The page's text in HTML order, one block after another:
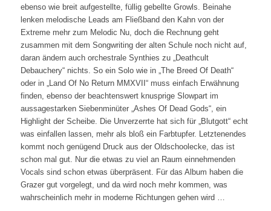
ebenso wie breit aufgestellte, füllig gebellte Growls. Beinahe
lenken melodische Leads am Fließband den Kahn von der
Extreme mehr zum Melodic Nu, doch die Rechnung geht
zusammen mit dem Songwriting der alten Schule noch nicht auf,
daran ändern auch orchestrale Synthies zu „Deathcult
Debauchery“ nichts. So ein Solo wie in „The Breed Of Death“
oder in „Land Of No Return MMXVII“ muss einfach Erwähnung
finden, ebenso der beachtenswert knusprige Slowpart im
aussagestarken Siebenminüter „Ashes Of Dead Gods“, ein
Highlight der Scheibe. Die Unverzerrte hat sich für „Blutgott“ echt
was einfallen lassen, mehr als bloß ein Farbtupfer. Letztenendes
kommt noch genügend Druck aus der Oldschoolecke, das ist
schon mal gut. Nur die etwas zu viel an Raum einnehmenden
Vocals sind schon etwas überpräsent. Für das Album haben die
Grazer gut vorgelegt, und da wird noch mehr kommen, was
wahrscheinlich mehr in moderne Richtungen gehen wird …